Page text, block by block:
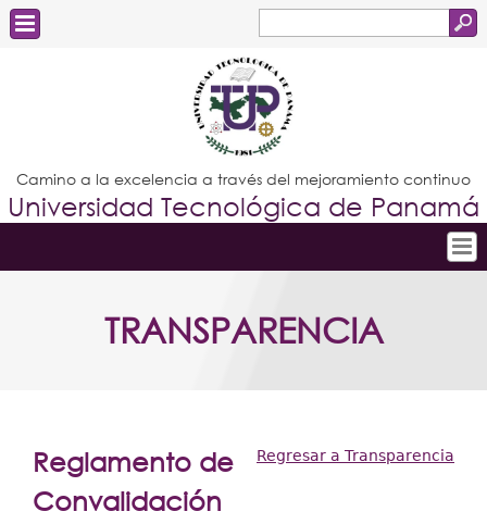
de
búsqueda
Estudiantes
Docentes
Administrativos
Graduados
Camino a la excelencia a través del mejoramiento continuo
Universidad Tecnológica de Panamá
Conoce la UTP
Postgrados
TRANSPARENCIA
Regresar a Transparencia
Reglamento de
Convalidación